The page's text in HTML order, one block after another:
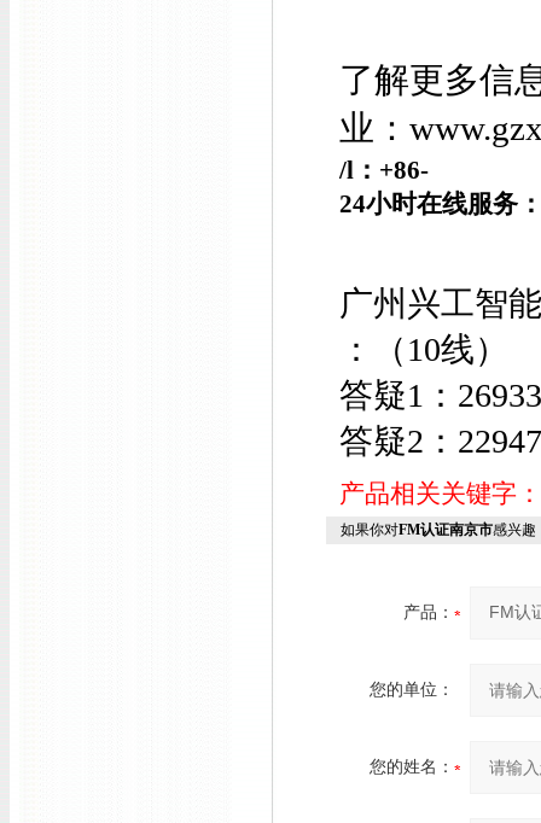
了解更多信
业：
/l：+86-
24小时在线服务
广州兴工智
：（10线）
答疑1：
答疑2：
产品相关关键字：
如果你对FM认证南京市感兴趣
产品：
您的单位：
您的姓名：